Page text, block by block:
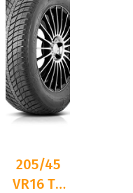
205/45
VR16 TL